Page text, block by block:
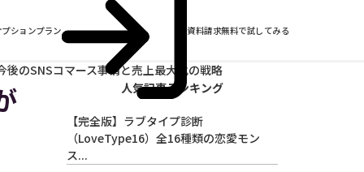
ションプラン 資料請求無料で試してみる
のSNSコマース事情と売上最大化の戦略
人気記事ランキング
【完全版】ラブタイプ診断
（LoveType16）全16種類の恋愛モン
ス...